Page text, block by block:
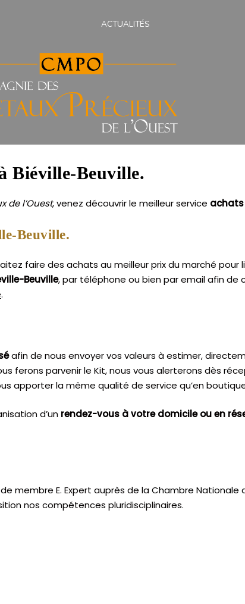
ACTUALITÉS
Biéville-Beuville.
de l’Ouest, venez découvrir le meilleur service achats
Beuville.
faire des achats au meilleur prix du marché
Beuville, par téléphone ou bien par email afin de
.
afin de nous envoyer vos valeurs à estimer,
ferons parvenir le Kit, nous vous alerterons dès
apporter la même qualité de service qu’en
d’un rendez-vous à votre domicile ou en
membre E. Expert auprès de laChambre Nationale
nos compétences pluridisciplinaires.